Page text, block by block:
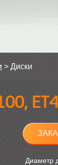
> Диски
Диаметр